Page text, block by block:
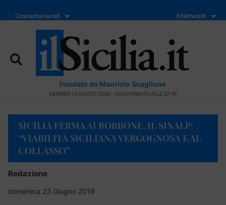
Cronache locali Il Network
Fondato da Maurizio Scaglione
VENERDÌ 7 AGOSTO 2026 - AGGIORNATO ALLE 07:49
SICILIA FERMA AI BORBONE, IL SINALP:
“VIABILITÀ SICILIANA VERGOGNOSA E AL
COLLASSO”
Redazione
domenica 23 Giugno 2019